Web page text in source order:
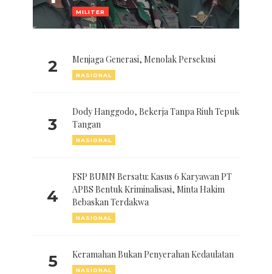
MILITER
2 Menjaga Generasi, Menolak Persekusi
NASIONAL
3
Dody Hanggodo, Bekerja Tanpa Riuh Tepuk
Tangan
NASIONAL
4
FSP BUMN Bersatu: Kasus 6 Karyawan PT
APBS Bentuk Kriminalisasi, Minta Hakim
Bebaskan Terdakwa
NASIONAL
5 Keramahan Bukan Penyerahan Kedaulatan
NASIONAL